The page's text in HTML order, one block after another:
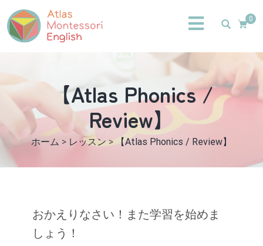
0
【Atlas Phonics /
Review】
ホーム > レッスン > 【Atlas Phonics / Review】
おかえりなさい！また学習を始めま
しょう！